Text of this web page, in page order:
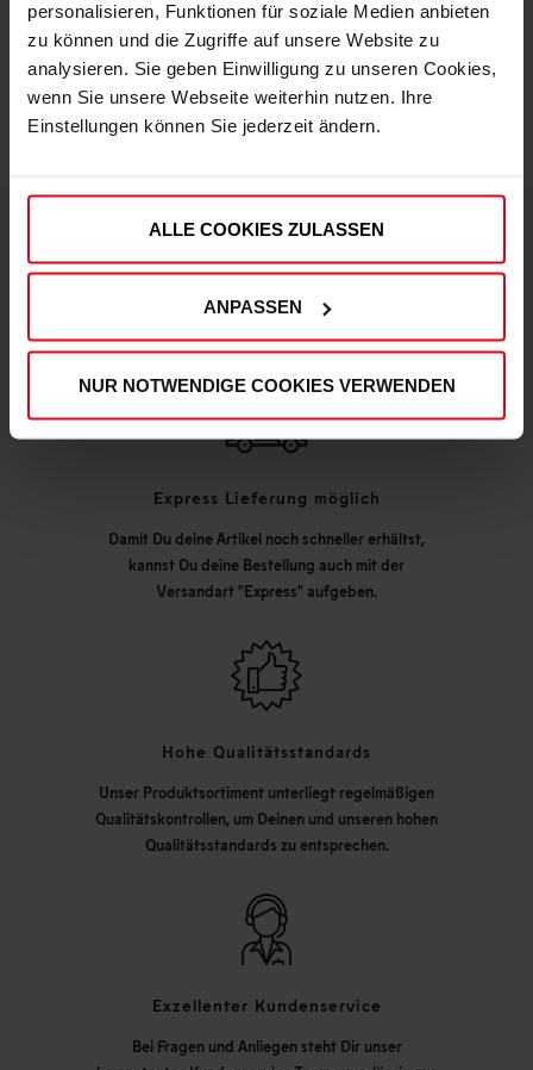
personalisieren, Funktionen für soziale Medien anbieten
zu können und die Zugriffe auf unsere Website zu
analysieren. Sie geben Einwilligung zu unseren Cookies,
wenn Sie unsere Webseite weiterhin nutzen. Ihre
Einstellungen können Sie jederzeit ändern.
ALLE COOKIES ZULASSEN
ANPASSEN
NUR NOTWENDIGE COOKIES VERWENDEN
IN DEN WARENKORB
DEINE VORTEILE IN UNSEREM SHOP
Express Lieferung möglich
Damit Du deine Artikel noch schneller erhältst,
kannst Du deine Bestellung auch mit der
Versandart "Express" aufgeben.
Hohe Qualitätsstandards
Unser Produktsortiment unterliegt regelmäßigen
Qualitätskontrollen, um Deinen und unseren hohen
Qualitätsstandards zu entsprechen.
Exzellenter Kundenservice
Bei Fragen und Anliegen steht Dir unser